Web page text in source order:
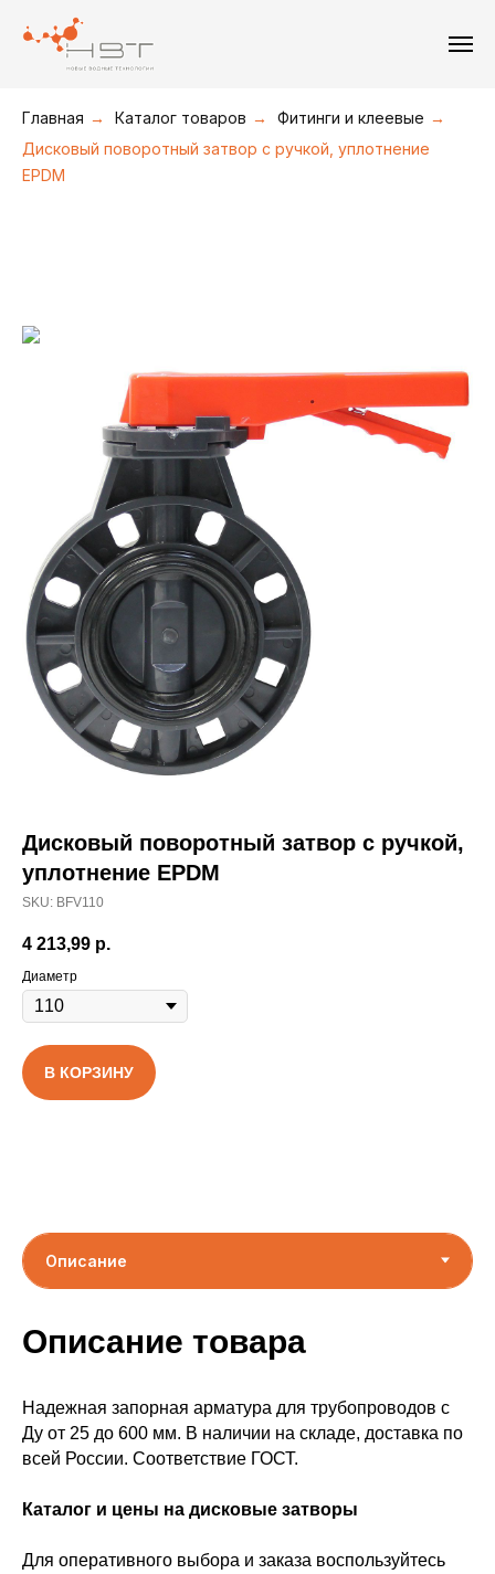
Главная → Каталог товаров → Фитинги и клеевые →
Дисковый поворотный затвор с ручкой, уплотнение
EPDM
Дисковый поворотный затвор с ручкой,
уплотнение EPDM
SKU: BFV110
4 213,99 р.
Диаметр
В КОРЗИНУ
Описание товара
Надежная запорная арматура для трубопроводов с
Ду от 25 до 600 мм. В наличии на складе, доставка по
всей России. Соответствие ГОСТ.
Каталог и цены на дисковые затворы
Для оперативного выбора и заказа воспользуйтесь